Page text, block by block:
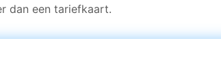
dan een tariefkaart.